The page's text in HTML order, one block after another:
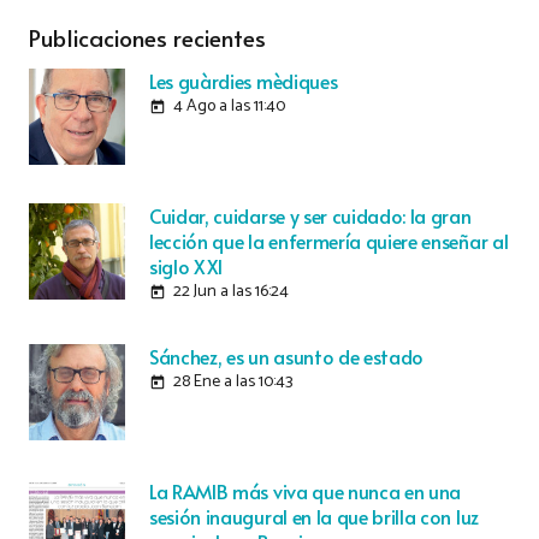
Publicaciones recientes
Les guàrdies mèdiques
today 4 Ago a las 11:40
Cuidar, cuidarse y ser cuidado: la gran
lección que la enfermería quiere enseñar al
siglo XXI
today 22 Jun a las 16:24
Sánchez, es un asunto de estado
today 28 Ene a las 10:43
La RAMIB más viva que nunca en una
sesión inaugural en la que brilla con luz